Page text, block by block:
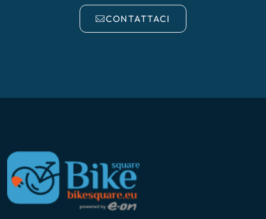
CONTATTACI